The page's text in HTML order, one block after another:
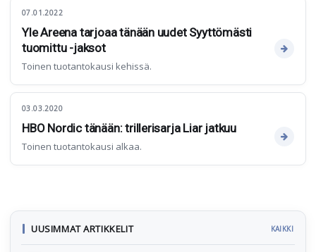
07.01.2022
Yle Areena tarjoaa tänään uudet Syyttömästi
tuomittu -jaksot
Toinen tuotantokausi kehissä.
03.03.2020
HBO Nordic tänään: trillerisarja Liar jatkuu
Toinen tuotantokausi alkaa.
UUSIMMAT ARTIKKELIT KAIKKI